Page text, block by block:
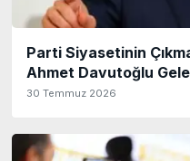
Parti Siyasetinin
Ahmet Davutoğlu
30 Temmuz 2026